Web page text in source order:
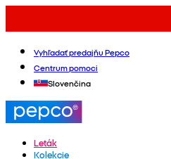
Vyhľadať predajňu Pepco
Centrum pomoci
Slovenčina
Leták
Kolekcie